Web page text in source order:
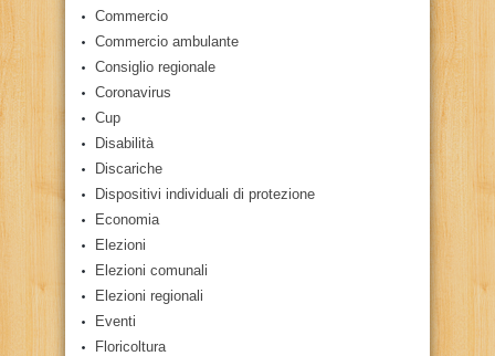
Commercio
Commercio ambulante
Consiglio regionale
Coronavirus
Cup
Disabilità
Discariche
Dispositivi individuali di protezione
Economia
Elezioni
Elezioni comunali
Elezioni regionali
Eventi
Floricoltura